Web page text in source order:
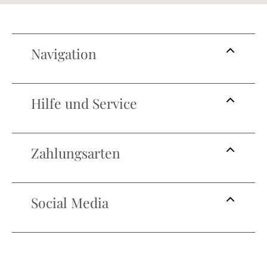
Navigation
Hilfe und Service
Zahlungsarten
Social Media